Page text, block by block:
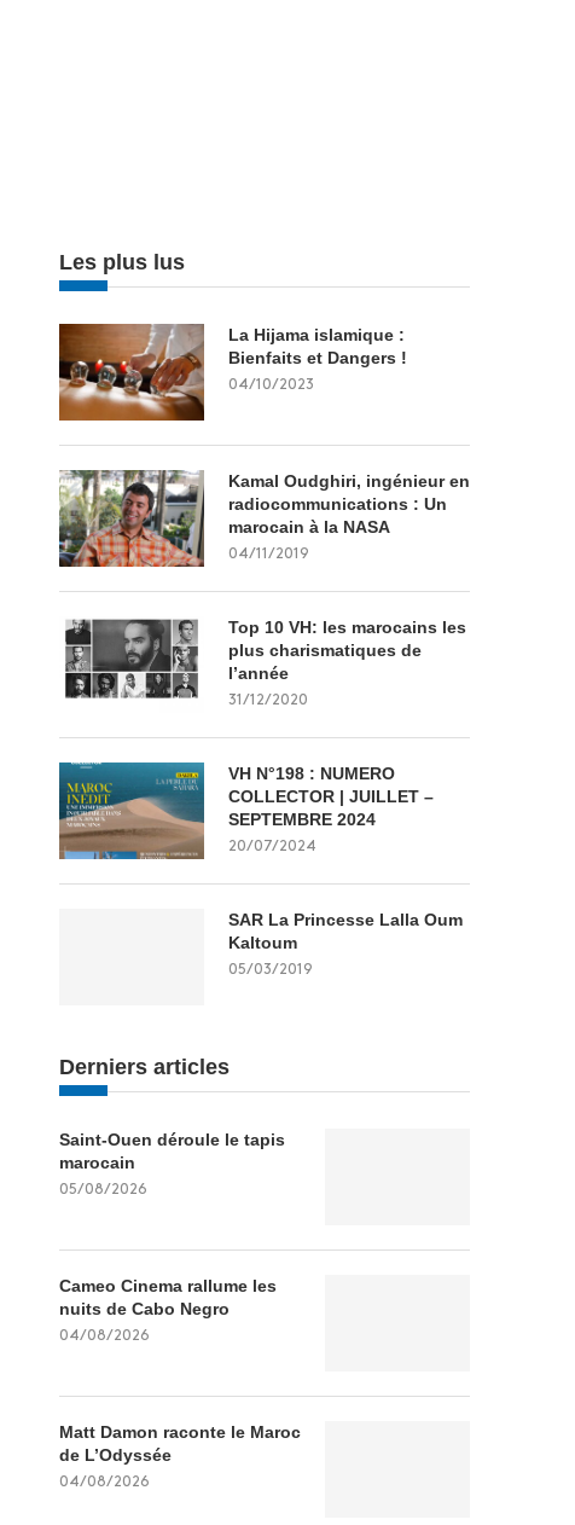
Les plus lus
La Hijama islamique :
Bienfaits et Dangers !
04/10/2023
Kamal Oudghiri, ingénieur en
radiocommunications : Un
marocain à la NASA
04/11/2019
Top 10 VH: les marocains les
plus charismatiques de
l’année
31/12/2020
VH N°198 : NUMERO
COLLECTOR | JUILLET –
SEPTEMBRE 2024
20/07/2024
SAR La Princesse Lalla Oum
Kaltoum
05/03/2019
Derniers articles
Saint-Ouen déroule le tapis
marocain
05/08/2026
Cameo Cinema rallume les
nuits de Cabo Negro
04/08/2026
Matt Damon raconte le Maroc
de L’Odyssée
04/08/2026